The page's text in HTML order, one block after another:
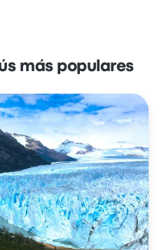
más populares